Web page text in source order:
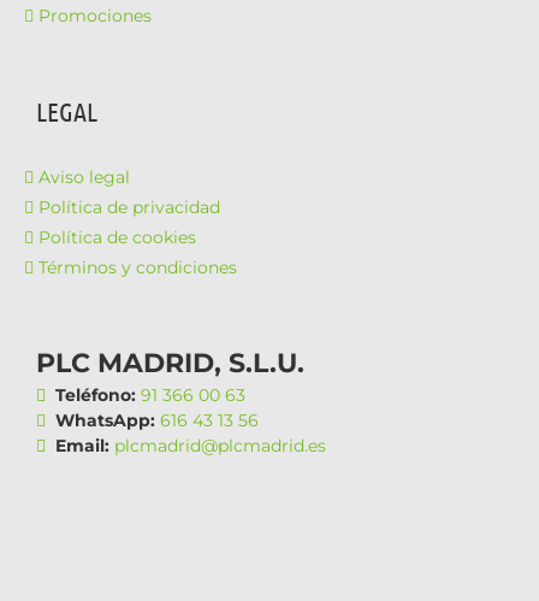
Promociones
LEGAL
Aviso legal
Política de privacidad
Política de cookies
Términos y condiciones
PLC MADRID, S.L.U.
Teléfono: 91 366 00 63
WhatsApp: 616 43 13 56
Email: plcmadrid@plcmadrid.es